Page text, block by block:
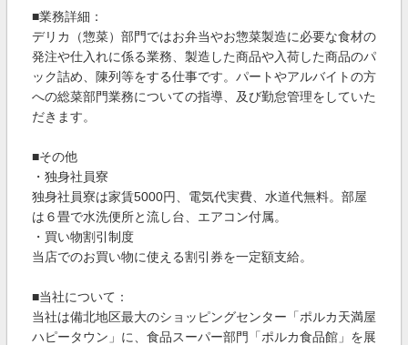
■業務詳細：
デリカ（惣菜）部門ではお弁当やお惣菜製造に必要な食材の
発注や仕入れに係る業務、製造した商品や入荷した商品のパ
ック詰め、陳列等をする仕事です。パートやアルバイトの方
への総菜部門業務についての指導、及び勤怠管理をしていた
だきます。
■その他
・独身社員寮
独身社員寮は家賃5000円、電気代実費、水道代無料。部屋
は６畳で水洗便所と流し台、エアコン付属。
・買い物割引制度
当店でのお買い物に使える割引券を一定額支給。
■当社について：
当社は備北地区最大のショッピングセンター「ポルカ天満屋
ハピータウン」に、食品スーパー部門「ポルカ食品館」を展